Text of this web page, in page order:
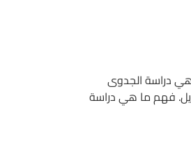
هي دراسة الجدوى
فهم ما هي دراسة